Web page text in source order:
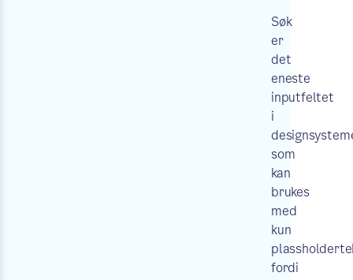
Søk
er
det
eneste
inputfeltet
i
som
kan
brukes
med
kun
fordi